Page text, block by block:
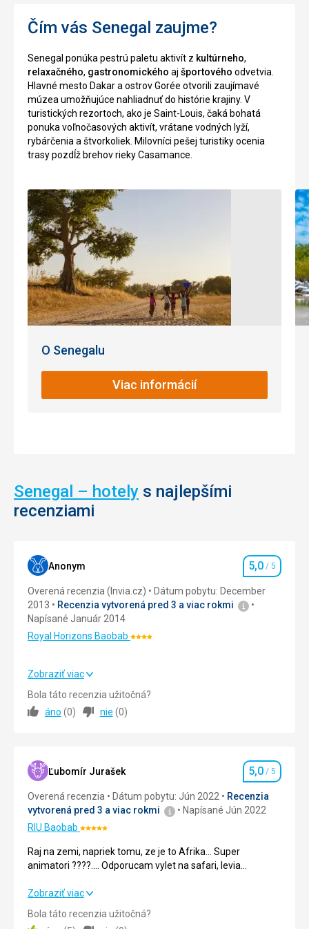
Čím vás Senegal zaujme?
Senegal ponúka pestrú paletu aktivít z kultúrneho,
relaxačného, gastronomického aj športového odvetvia.
Hlavné mesto Dakar a ostrov Gorée otvorili zaujímavé
múzea umožňujúce nahliadnuť do histórie krajiny. V
turistických rezortoch, ako je Saint-Louis, čaká bohatá
ponuka voľnočasových aktivít, vrátane vodných lyží,
rybárčenia a štvorkoliek. Milovníci pešej turistiky ocenia
trasy pozdĺž brehov rieky Casamance.
O Senegalu
Viac informácií
Senegal – hotely s najlepšími
recenziami
Anonym Hodnotenie
5,0 / 5
Overená recenzia (Invia.cz)
Dátum pobytu: December
2013
Recenzia vytvorená pred 3 a viac rokmi
Napísané Január 2014
Royal Horizons BaobabHodnotenie:
Strava
Ubytovanie
Služby 5,0/ 5
Cena 5,0/ 5
Zobraziť viac
Bola táto recenzia užitočná?
áno (0) nie (0)
Ľubomír Jurašek Hodnotenie
5,0 / 5
Overená recenzia Dátum pobytu: Jún 2022
Recenzia
vytvorená pred 3 a viac rokmi
Napísané Jún 2022
RIU BaobabHodnotenie:
Raj na zemi, napriek tomu, ze je to Afrika... Super
animatori ????.... Odporucam vylet na safari, levia
tam este vratime.... Ocean bol teply...
Raj na zemi, napriek tomu, ze je to Afrika... Super
animatori ????.... Odporucam vylet na safari, levia
rezervacia... Dalsi vylet africky trh a likerovna... Urcite sa
Zobraziť viac
Bola táto recenzia užitočná?